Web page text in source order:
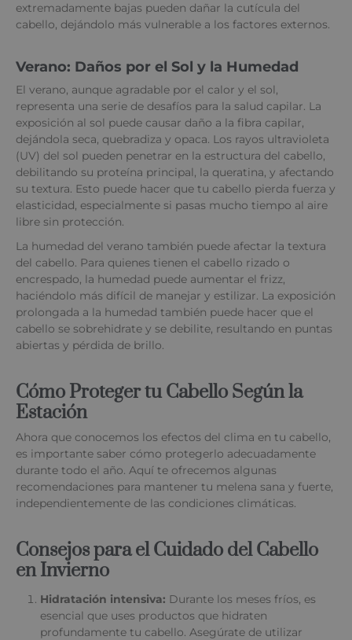
extremadamente bajas pueden dañar la cutícula del
cabello, dejándolo más vulnerable a los factores externos.
Verano: Daños por el Sol y la Humedad
El verano, aunque agradable por el calor y el sol,
representa una serie de desafíos para la salud capilar. La
exposición al sol puede causar daño a la fibra capilar,
dejándola seca, quebradiza y opaca. Los rayos ultravioleta
(UV) del sol pueden penetrar en la estructura del cabello,
debilitando su proteína principal, la queratina, y afectando
su textura. Esto puede hacer que tu cabello pierda fuerza y
elasticidad, especialmente si pasas mucho tiempo al aire
libre sin protección.
La humedad del verano también puede afectar la textura
del cabello. Para quienes tienen el cabello rizado o
encrespado, la humedad puede aumentar el frizz,
haciéndolo más difícil de manejar y estilizar. La exposición
prolongada a la humedad también puede hacer que el
cabello se sobrehidrate y se debilite, resultando en puntas
abiertas y pérdida de brillo.
Cómo Proteger tu Cabello Según la
Estación
Ahora que conocemos los efectos del clima en tu cabello,
es importante saber cómo protegerlo adecuadamente
durante todo el año. Aquí te ofrecemos algunas
recomendaciones para mantener tu melena sana y fuerte,
independientemente de las condiciones climáticas.
Consejos para el Cuidado del Cabello
en Invierno
Hidratación intensiva: Durante los meses fríos, es
esencial que uses productos que hidraten
profundamente tu cabello. Asegúrate de utilizar